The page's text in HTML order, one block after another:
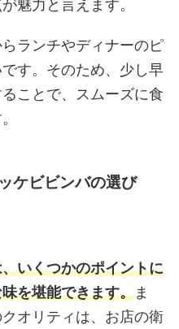
魅力と言えます。
ランチやディナーのピ
す。そのため、少し早
ことで、スムーズに食
ケビビンバの選び
いくつかのポイントに
を堪能できます。ま
オリティは、お店の衛